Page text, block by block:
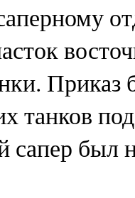
танков
сапер был